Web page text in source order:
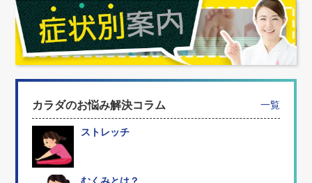
カラダのお悩み解決コラム 一覧
ストレッチ